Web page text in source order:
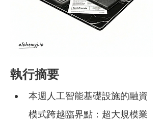
執行摘要
本週人工智能基礎設施的融資
模式跨越臨界點：超大規模業